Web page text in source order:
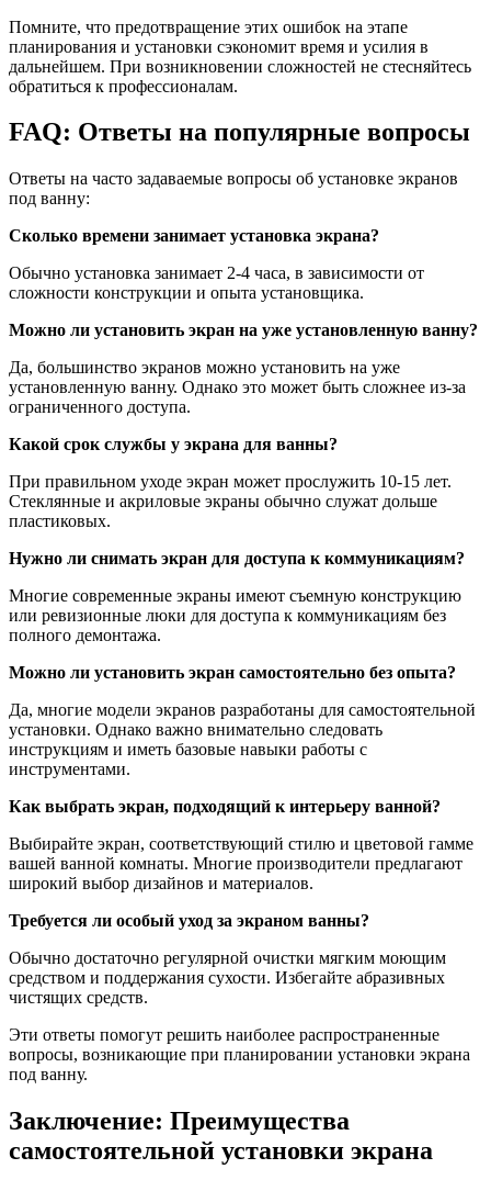
Помните, что предотвращение этих ошибок на этапе
планирования и установки сэкономит время и усилия в
дальнейшем. При возникновении сложностей не стесняйтесь
обратиться к профессионалам.
FAQ: Ответы на популярные вопросы
Ответы на часто задаваемые вопросы об установке экранов
под ванну:
Сколько времени занимает установка экрана?
Обычно установка занимает 2-4 часа, в зависимости от
сложности конструкции и опыта установщика.
Можно ли установить экран на уже установленную ванну?
Да, большинство экранов можно установить на уже
установленную ванну. Однако это может быть сложнее из-за
ограниченного доступа.
Какой срок службы у экрана для ванны?
При правильном уходе экран может прослужить 10-15 лет.
Стеклянные и акриловые экраны обычно служат дольше
пластиковых.
Нужно ли снимать экран для доступа к коммуникациям?
Многие современные экраны имеют съемную конструкцию
или ревизионные люки для доступа к коммуникациям без
полного демонтажа.
Можно ли установить экран самостоятельно без опыта?
Да, многие модели экранов разработаны для самостоятельной
установки. Однако важно внимательно следовать
инструкциям и иметь базовые навыки работы с
инструментами.
Как выбрать экран, подходящий к интерьеру ванной?
Выбирайте экран, соответствующий стилю и цветовой гамме
вашей ванной комнаты. Многие производители предлагают
широкий выбор дизайнов и материалов.
Требуется ли особый уход за экраном ванны?
Обычно достаточно регулярной очистки мягким моющим
средством и поддержания сухости. Избегайте абразивных
чистящих средств.
Эти ответы помогут решить наиболее распространенные
вопросы, возникающие при планировании установки экрана
под ванну.
Заключение: Преимущества
самостоятельной установки экрана